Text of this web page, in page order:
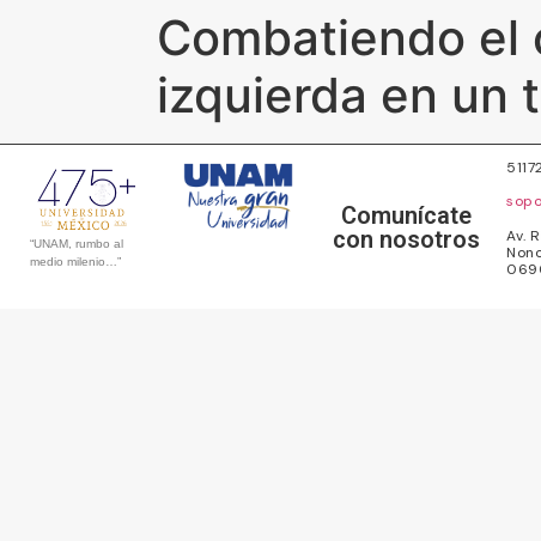
Combatiendo el
izquierda en un
“UNAM, rumbo al
medio milenio…”
Comunícate
con nosotros
Av.